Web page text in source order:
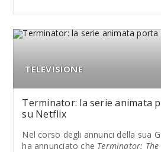
TELEVISIONE
Terminator: la serie animata
su Netflix
Nel corso degli annunci della sua
ha annunciato che Terminator: